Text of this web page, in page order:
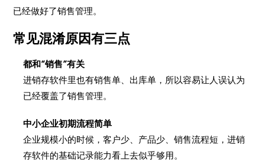
已经做好了销售管理。
常见混淆原因有三点
都和“销售”有关
进销存软件里也有销售单、出库单，所以容易让人误认为
已经覆盖了销售管理。
中小企业初期流程简单
企业规模小的时候，客户少、产品少、销售流程短，进销
存软件的基础记录能力看上去似乎够用。